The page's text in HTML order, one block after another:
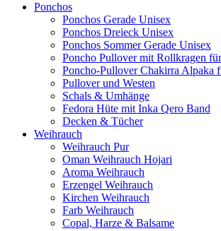
Ponchos
Ponchos Gerade Unisex
Ponchos Dreieck Unisex
Ponchos Sommer Gerade Unisex
Poncho Pullover mit Rollkragen
Poncho-Pullover Chakirra Alpaka
Pullover und Westen
Schals & Umhänge
Fedora Hüte mit Inka Qero Band
Decken & Tücher
Weihrauch
Weihrauch Pur
Oman Weihrauch Hojari
Aroma Weihrauch
Erzengel Weihrauch
Kirchen Weihrauch
Farb Weihrauch
Copal, Harze & Balsame